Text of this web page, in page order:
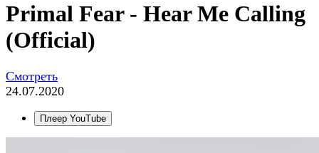
Primal Fear - Hear Me Calling
(Official)
Смотреть
24.07.2020
Плеер YouTube